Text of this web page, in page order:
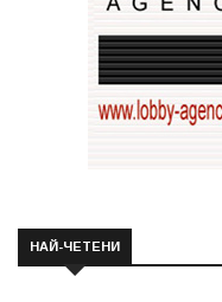
НАЙ-ЧЕТЕНИ